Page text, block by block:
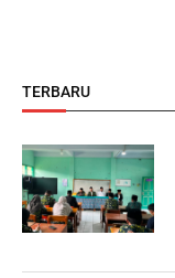
TERBARU